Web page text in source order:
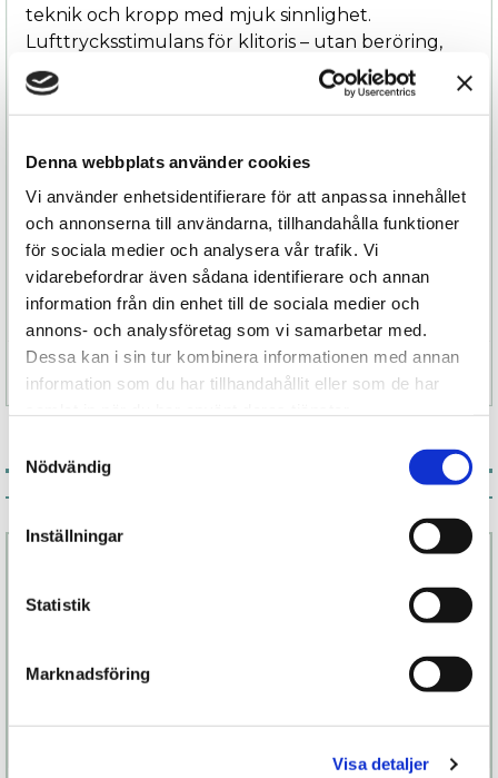
Denna webbplats använder cookies
Vi använder enhetsidentifierare för att anpassa innehållet
och annonserna till användarna, tillhandahålla funktioner
för sociala medier och analysera vår trafik. Vi
vidarebefordrar även sådana identifierare och annan
information från din enhet till de sociala medier och
annons- och analysföretag som vi samarbetar med.
Dessa kan i sin tur kombinera informationen med annan
information som du har tillhandahållit eller som de har
Nödvändig
Inställningar
Statistik
Marknadsföring
Visa detaljer
teknik och kropp med mjuk sinnlighet.
Lufttrycksstimulans för klitoris – utan beröring,
Smart Silence – för intuitiv och diskret
användning! Appstyrd via We-Connect – perfekt
för utforskning på distans. Vattentät och
Melt II är för dig som vill utforska orgasmer på
djupet, i en form som följer dig – och dina
fantasier.